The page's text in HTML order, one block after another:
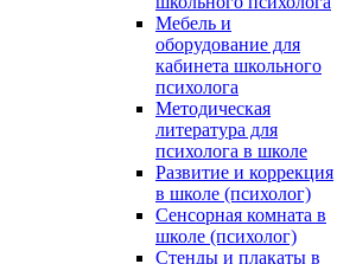
Мебель и
оборудование для
кабинета школьного
психолога
Методическая
литература для
психолога в школе
Развитие и коррекция
в школе (психолог)
Сенсорная комната в
школе (психолог)
Стенды и плакаты в